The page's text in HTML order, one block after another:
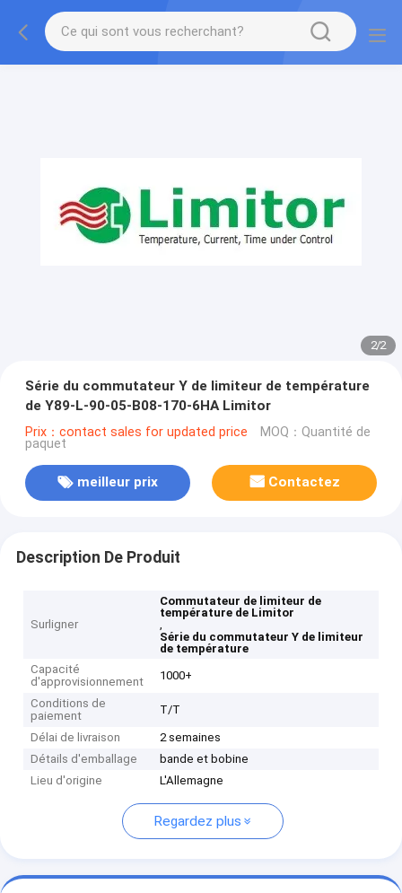
2/2
Série du commutateur Y de limiteur de température
de Y89-L-90-05-B08-170-6HA Limitor
Prix：contact sales for updated price MOQ：Quantité de
paquet
meilleur prix Contactez
Description De Produit
Surligner
Commutateur de limiteur de
température de Limitor
,
Série du commutateur Y de limiteur
de température
Capacité
d'approvisionnement
1000+
Conditions de
paiement
T/T
Délai de livraison
2 semaines
Détails d'emballage
bande et bobine
Lieu d'origine
L'Allemagne
Regardez plus